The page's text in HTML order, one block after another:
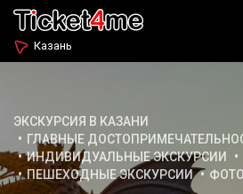
Казань
ЭКСКУРСИЯ В КАЗАНИ
ГЛАВНЫЕ
ИНДИВИДУАЛЬНЫЕ ЭКСКУРСИИ
ПЕШЕХОДНЫЕ ЭКСКУРСИИ